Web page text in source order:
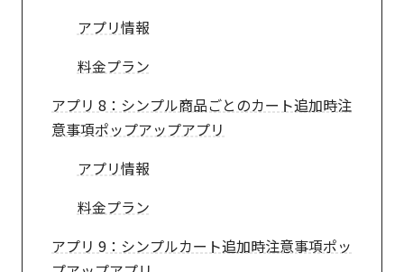
アプリ情報
料金プラン
アプリ 8：シンプル商品ごとのカート追加時注
意事項ポップアップアプリ
アプリ情報
料金プラン
アプリ 9：シンプルカート追加時注意事項ポッ